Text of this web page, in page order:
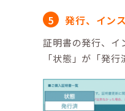
発行、イン
証明書の発行、イ
「状態」が「発行